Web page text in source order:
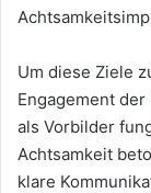
Um diese Ziele
Engagement
als Vorbilder
Achtsamkeit
klare